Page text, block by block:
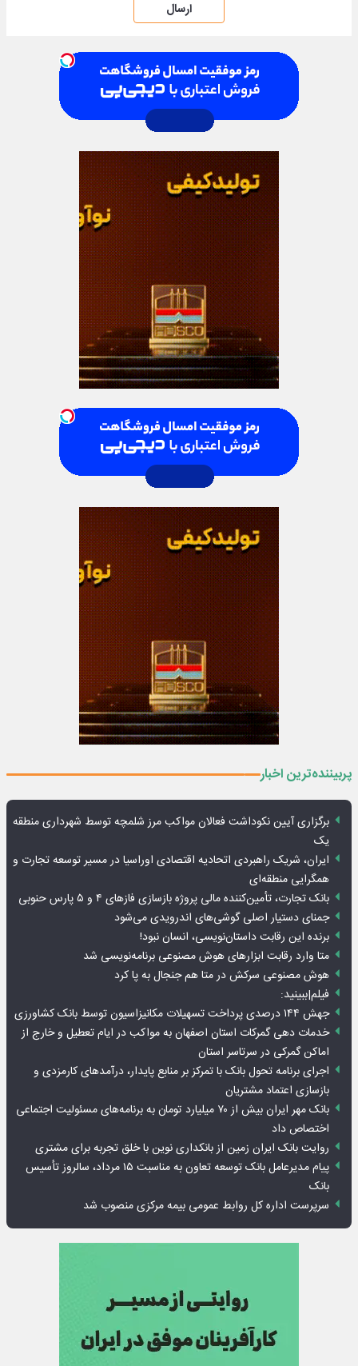
ارسال
پربیننده‌ترین اخبار
برگزاری آیین نکوداشت فعالان مواکب مرز شلمچه توسط شهرداری منطقه
یک
ایران، شریک راهبردی اتحادیه اقتصادی اوراسیا در مسیر توسعه تجارت و
همگرایی منطقه‌ای
بانک تجارت، تأمین‌کننده مالی پروژه بازسازی فازهای ۴ و ۵ پارس حنوبی
جمنای دستیار اصلی گوشی‌های اندرویدی می‌شود
برنده این رقابت داستان‌نویسی، انسان نبود!
متا وارد رقابت ابزارهای هوش مصنوعی برنامه‌نویسی شد
هوش مصنوعی سرکش در متا هم جنجال به پا کرد
فیلم|ببینید:
جهش ۱۴۴ درصدی پرداخت تسهیلات مکانیزاسیون توسط بانک کشاورزی
خدمات دهی گمرکات استان اصفهان به مواکب در ایام تعطیل و خارج از
اماکن گمرکی در سرتاسر استان
اجرای برنامه تحول بانک با تمرکز بر منابع پایدار، درآمدهای کارمزدی و
بازسازی اعتماد مشتریان
بانک مهر ایران بیش از ۷۰ میلیارد تومان به برنامه‌های مسئولیت اجتماعی
اختصاص داد
روایت بانک ایران زمین از بانکداری نوین با خلق تجربه برای مشتری
پیام مدیرعامل بانک توسعه تعاون به مناسبت ۱۵ مرداد، سالروز تأسیس
بانک
سرپرست اداره کل روابط عمومی بیمه مرکزی منصوب شد